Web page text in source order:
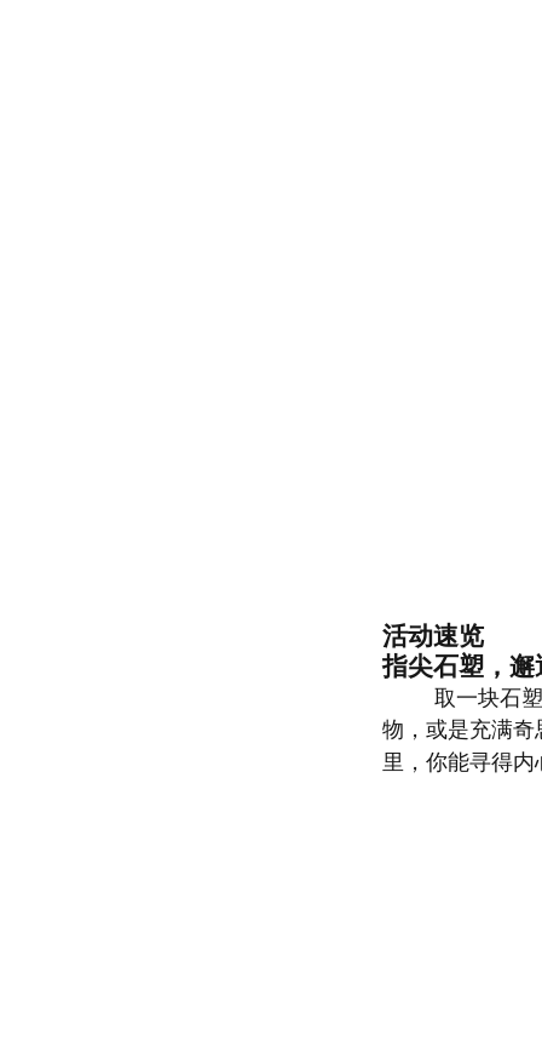
活动速览
指尖石塑，
取一块石
物，或是充满
里，你能寻得